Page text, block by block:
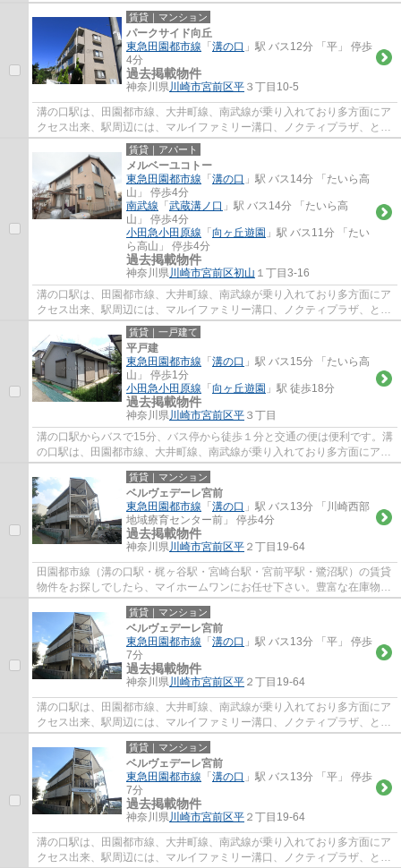
ったデパートやレストラン街、イトーヨー...
賃貸｜マンション
パークサイド向丘
東急田園都市線 「 溝の口 」駅 バス12分 「平」 停歩
4分
過去掲載物件
神奈川県川崎市宮前区平 ３丁目10-5
溝の口駅は、田園都市線、大井町線、南武線が乗り入れており多方面にア
クセス出来、駅周辺には、マルイファミリー溝口、ノクティプラザ、とい
ったデパートやレストラン街、イトーヨー...
賃貸｜アパート
メルベーユコトー
東急田園都市線 「 溝の口 」駅 バス14分 「たいら高
山」 停歩4分
南武線 「 武蔵溝ノ口 」駅 バス14分 「たいら高
山」 停歩4分
小田急小田原線 「 向ヶ丘遊園 」駅 バス11分 「たい
ら高山」 停歩4分
過去掲載物件
神奈川県川崎市宮前区初山 １丁目3-16
溝の口駅は、田園都市線、大井町線、南武線が乗り入れており多方面にア
クセス出来、駅周辺には、マルイファミリー溝口、ノクティプラザ、とい
ったデパートやレストラン街、イトーヨー...
賃貸｜一戸建て
平戸建
東急田園都市線 「 溝の口 」駅 バス15分 「たいら高
山」 停歩1分
小田急小田原線 「 向ヶ丘遊園 」駅 徒歩18分
過去掲載物件
神奈川県川崎市宮前区平 ３丁目
溝の口駅からバスで15分、バス停から徒歩１分と交通の便は便利です。溝
の口駅は、田園都市線、大井町線、南武線が乗り入れており多方面にアク
セス出来、駅周辺には、マルイファミリー...
賃貸｜マンション
ベルヴェデーレ宮前
東急田園都市線 「 溝の口 」駅 バス13分 「川崎西部
地域療育センター前」 停歩4分
過去掲載物件
神奈川県川崎市宮前区平 ２丁目19-64
田園都市線（溝の口駅・梶ヶ谷駅・宮崎台駅・宮前平駅・鷺沼駅）の賃貸
物件をお探しでしたら、マイホームワンにお任せ下さい。豊富な在庫物件
から、お客様のご要望に合うお部屋をご提...
賃貸｜マンション
ベルヴェデーレ宮前
東急田園都市線 「 溝の口 」駅 バス13分 「平」 停歩
7分
過去掲載物件
神奈川県川崎市宮前区平 ２丁目19-64
溝の口駅は、田園都市線、大井町線、南武線が乗り入れており多方面にア
クセス出来、駅周辺には、マルイファミリー溝口、ノクティプラザ、とい
ったデパートやレストラン街、イトーヨー...
賃貸｜マンション
ベルヴェデーレ宮前
東急田園都市線 「 溝の口 」駅 バス13分 「平」 停歩
7分
過去掲載物件
神奈川県川崎市宮前区平 ２丁目19-64
溝の口駅は、田園都市線、大井町線、南武線が乗り入れており多方面にア
クセス出来、駅周辺には、マルイファミリー溝口、ノクティプラザ、とい